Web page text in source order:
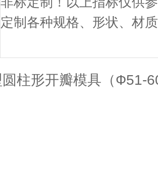
定制各种规格、形状、材